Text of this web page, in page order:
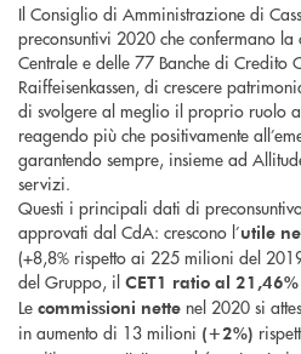
Il Consiglio di Amministrazione di
preconsuntivi 2020 che confermano
Centrale e delle 77 Banche di Credito
Raiffeisenkassen, di crescere
di svolgere al meglio il proprio ruolo
reagendo più che positivamente
garantendo sempre, insieme ad
servizi.
Questi i principali dati di
approvati dal CdA: crescono l’utile
(+8,8% rispetto ai 225 milioni del
del Gruppo, il CET1 ratio al 21,46%
Le commissioni nette nel 2020 si
in aumento di 13 milioni (+2%)